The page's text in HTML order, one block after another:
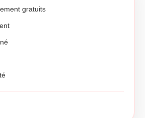
gratuits